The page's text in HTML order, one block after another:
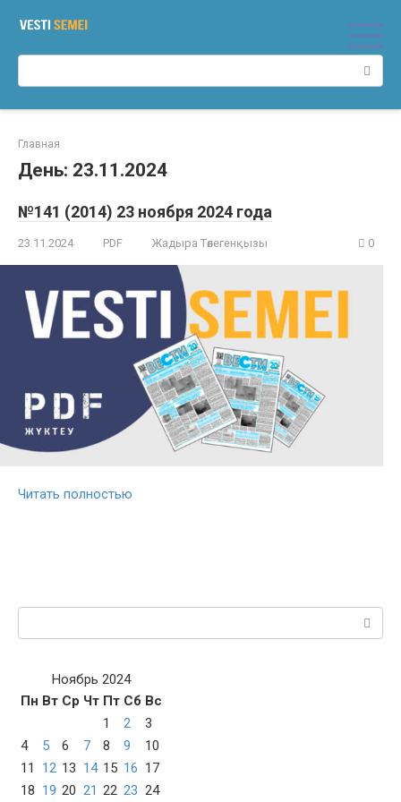
Главная
День: 23.11.2024
№141 (2014) 23 ноября 2024 года
23.11.2024 PDF Жадыра Төлегенқызы 0
Читать полностью
Поиск:
Ноябрь 2024
Пн Вт Ср Чт Пт Сб Вс
1
2
3
4
5 6 7 8 9
10
11
12 13 14 15 16 17
18 19 20 21 22 23 24